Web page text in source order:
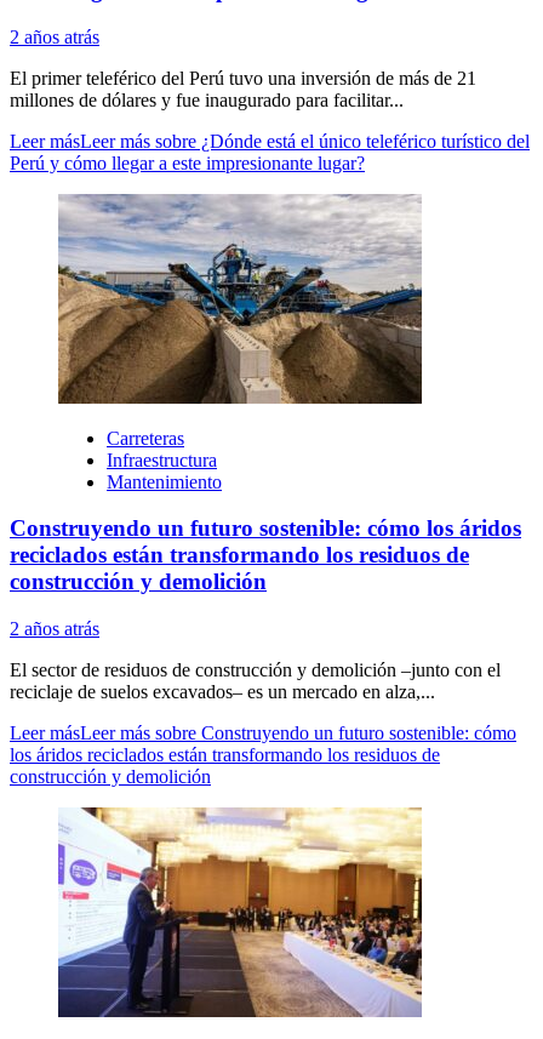
2 años atrás
El primer teleférico del Perú tuvo una inversión de más de 21
millones de dólares y fue inaugurado para facilitar...
Leer másLeer más sobre ¿Dónde está el único teleférico turístico del
Perú y cómo llegar a este impresionante lugar?
Carreteras
Infraestructura
Mantenimiento
Construyendo un futuro sostenible: cómo los áridos
reciclados están transformando los residuos de
construcción y demolición
2 años atrás
El sector de residuos de construcción y demolición –junto con el
reciclaje de suelos excavados– es un mercado en alza,...
Leer másLeer más sobre Construyendo un futuro sostenible: cómo
los áridos reciclados están transformando los residuos de
construcción y demolición